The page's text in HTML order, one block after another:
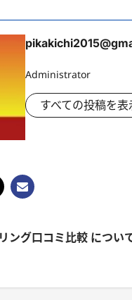
Administrator
すべての投稿を表
ング口コミ比較 につい